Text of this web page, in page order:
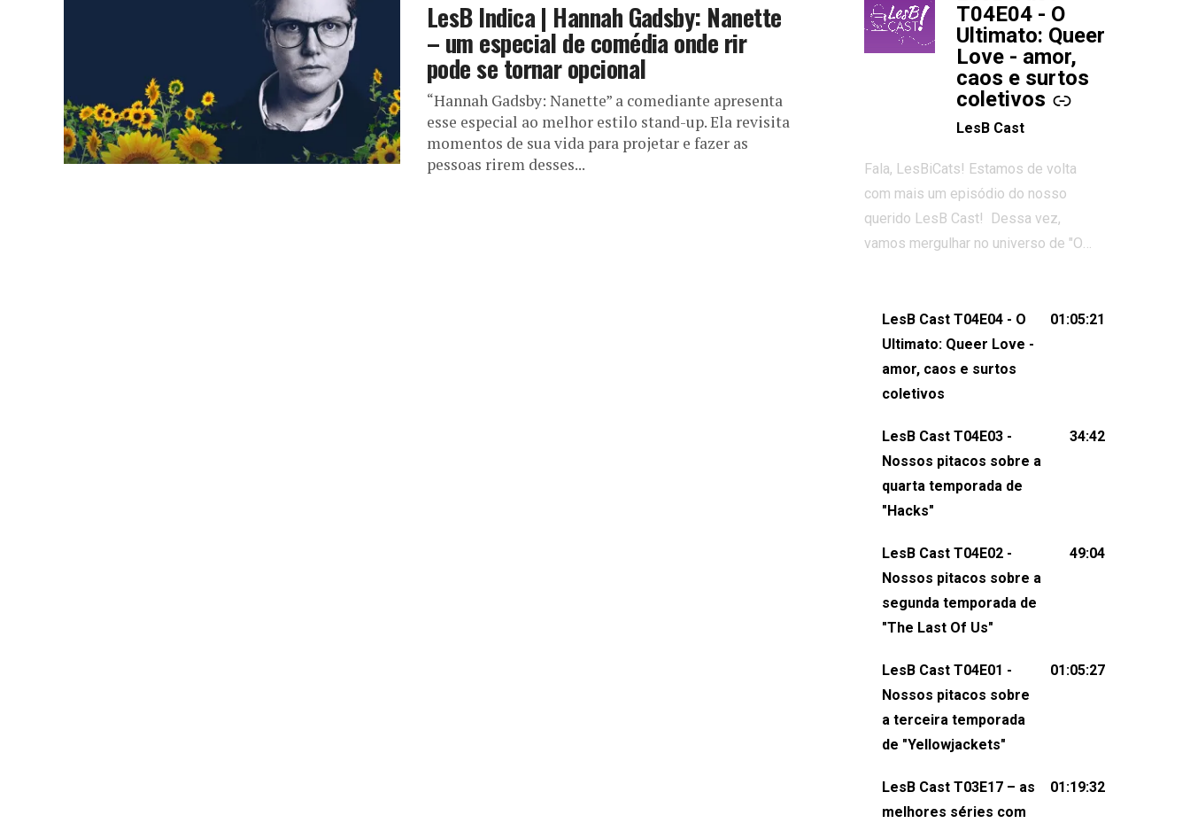
LesB Indica | Hannah Gadsby: Nanette
– um especial de comédia onde rir
pode se tornar opcional
“Hannah Gadsby: Nanette” a comediante apresenta
esse especial ao melhor estilo stand-up. Ela revisita
momentos de sua vida para projetar e fazer as
pessoas rirem desses...
T04E04 - O
Ultimato: Queer
Love - amor,
caos e surtos
coletivos
LesB Cast
Fala, LesBiCats! Estamos de volta
com mais um episódio do nosso
querido LesB Cast! Dessa vez,
vamos mergulhar no universo de "O
e levantou debates intensos sobre
relacionamentos queer. Vem com a
gente comentar os melhores
momentos, as maiores confusões e,
pensar (e rir) sobre amor sáfico!Você
também pode participar dessa
conversa mandando sugestões de
pauta, comentários, perguntas ou
e-mail para podcast@lesbout.com.br. E
não esqueça de visitar nosso site e
sociais:Twitter: ⁠⁠⁠⁠@lesbout_br⁠⁠⁠⁠ Instagram:
do LesB Cast:Apresentação de
Karolen Passos
(⁠⁠⁠⁠⁠⁠@KarolenPassos⁠⁠⁠⁠⁠⁠)Participação de
Pollyelly FlorêncioEdição de Naiady
Machado
LesB Cast T04E04 - O
Ultimato: Queer Love -
amor, caos e surtos
coletivos
01:05:21
LesB Cast T04E03 -
Nossos pitacos sobre a
quarta temporada de
"Hacks"
34:42
LesB Cast T04E02 -
Nossos pitacos sobre a
segunda temporada de
"The Last Of Us"
49:04
LesB Cast T04E01 -
Nossos pitacos sobre
a terceira temporada
de "Yellowjackets"
01:05:27
LesB Cast T03E17 – as
melhores séries com
01:19:32